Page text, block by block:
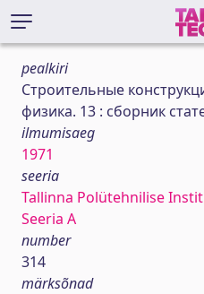
pealkiri
Строительные
физика. 13 : сборник
ilmumisaeg
1971
seeria
Tallinna Polütehnilise
Seeria A
number
314
märksõnad